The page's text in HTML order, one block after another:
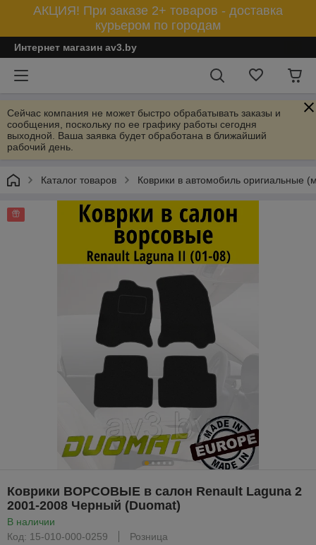
АКЦИЯ! При заказе 2+ товаров - доставка
курьером по городам
Интернет магазин av3.by
Сейчас компания не может быстро обрабатывать заказы и
сообщения, поскольку по ее графику работы сегодня
выходной. Ваша заявка будет обработана в ближайший
рабочий день.
Каталог товаров Коврики в автомобиль оригиальные
Коврики ВОРСОВЫЕ в салон Renault Laguna 2
2001-2008 Черный (Duomat)
В наличии
Код: 15-010-000-0259
Розница